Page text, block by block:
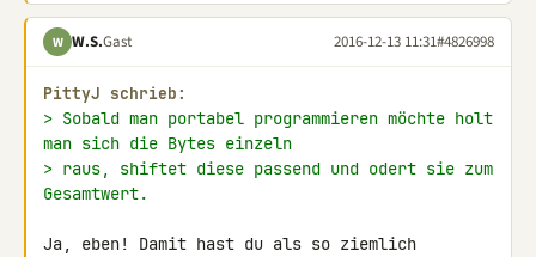
W W.S.Gast 2016-12-13 11:31#4826998
PittyJ schrieb:
> Sobald man portabel programmieren möchte holt
man sich die Bytes einzeln
> raus, shiftet diese passend und odert sie zum
Gesamtwert.
Ja, eben! Damit hast du als so ziemlich